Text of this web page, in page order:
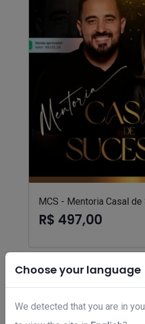
Choose your language
We detected that you are in
MCS - Mentoria Casal
R$ 497,00